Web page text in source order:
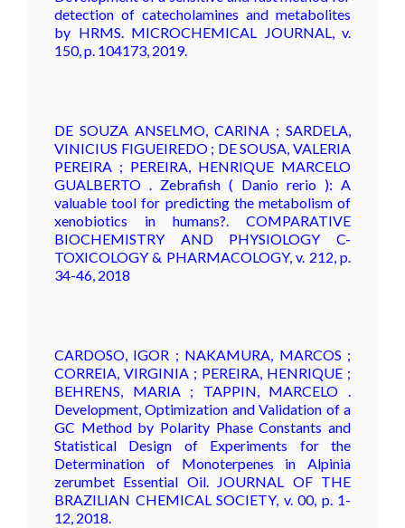
detection of catecholamines and metabolites
by HRMS. MICROCHEMICAL JOURNAL, v.
150, p. 104173, 2019.
DE SOUZA ANSELMO, CARINA ; SARDELA,
VINICIUS FIGUEIREDO ; DE SOUSA, VALERIA
PEREIRA ; PEREIRA, HENRIQUE MARCELO
GUALBERTO . Zebrafish ( Danio rerio ): A
valuable tool for predicting the metabolism of
xenobiotics in humans?. COMPARATIVE
BIOCHEMISTRY AND PHYSIOLOGY C-
TOXICOLOGY & PHARMACOLOGY, v. 212, p.
34-46, 2018
CARDOSO, IGOR ; NAKAMURA, MARCOS ;
CORREIA, VIRGINIA ; PEREIRA, HENRIQUE ;
BEHRENS, MARIA ; TAPPIN, MARCELO .
Development, Optimization and Validation of a
GC Method by Polarity Phase Constants and
Statistical Design of Experiments for the
Determination of Monoterpenes in Alpinia
zerumbet Essential Oil. JOURNAL OF THE
BRAZILIAN CHEMICAL SOCIETY, v. 00, p. 1-
12, 2018.